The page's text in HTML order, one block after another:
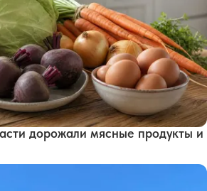
дорожали мясные продукты и